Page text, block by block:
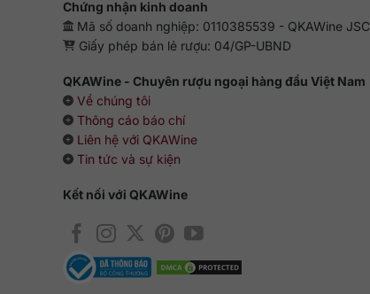
Chứng nhận kinh doanh
Mã số doanh nghiệp: 0110385539 - QKAWine JSC
Giấy phép bán lẻ rượu: 04/GP-UBND
QKAWine - Chuyên rượu ngoại hàng đầu Việt Nam
Về chúng tôi
Thông cáo báo chí
Liên hệ với QKAWine
Tin tức và sự kiện
Kết nối với QKAWine